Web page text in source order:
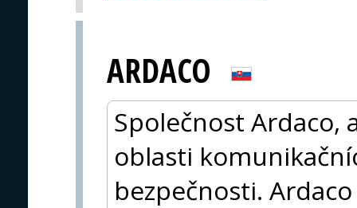
ARDACO
Společnost Ardaco,
oblasti
bezpečnosti.